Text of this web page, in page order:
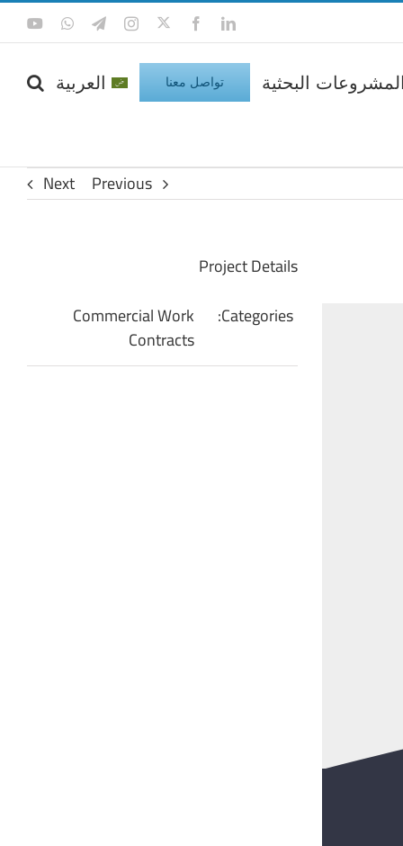
LinkedIn
Facebook
Twitter
Instagram
Telegram
WhatsApp
البحثية تواصل معنا العربية
Previous
Next
Project Details
Categories:
Commercial Work
Contracts